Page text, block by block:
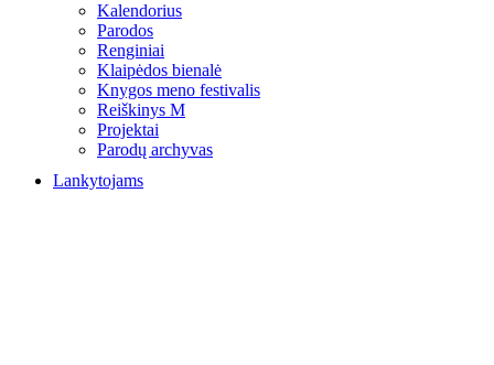
Kalendorius
Parodos
Renginiai
Klaipėdos bienalė
Knygos meno festivalis
Reiškinys M
Projektai
Parodų archyvas
Lankytojams